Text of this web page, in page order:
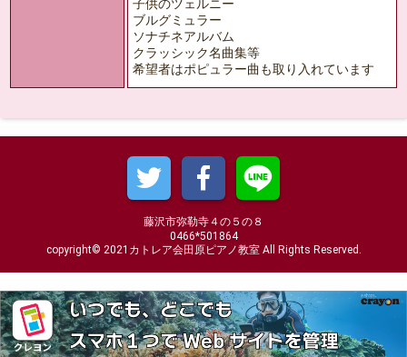
子供のツェルニー
ブルグミュラー
ソナチネアルバム
クラッシック名曲集等
希望者はポピュラー曲も取り入れています
藤沢市弥勒寺４の５の８
0466*501864
copyright© 2021カトレア会田原ピアノ教室 All Rights Reserved.